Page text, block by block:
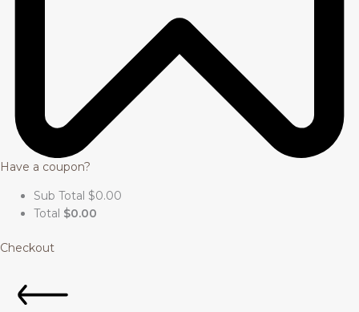
Have a coupon?
Sub Total $0.00
Total $0.00
Checkout